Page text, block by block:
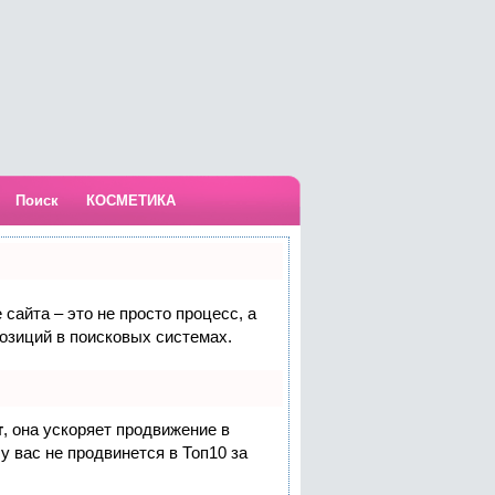
Поиск КОСМЕТИКА
– это не просто процесс, а
в поисковых системах.
, она ускоряет продвижение в
вас не продвинется в Топ10 за